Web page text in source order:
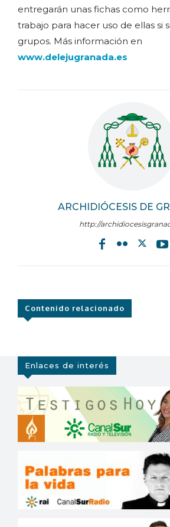
ARCHIDIÓCESIS DE
http://
entregarán unas fichas como
trabajo para hacer uso de ellas si
grupos. Más información en
www.delejugranada.es
Contenido relacionado
Enlaces de interés